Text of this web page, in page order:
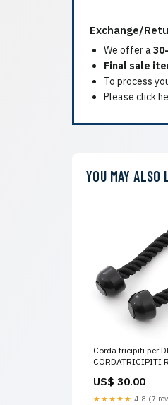
Exchange/
We offer a
Final sale
To process
Please click
YOU MAY ALSO
Corda tricipiti per
CORDATRICIPITI
US$ 30.00
★★★★★ 4.8 (7